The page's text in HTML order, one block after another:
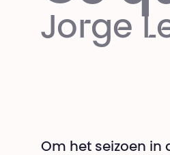
Jorge
Om het seizoen in